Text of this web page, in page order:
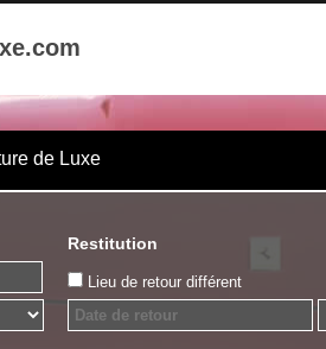
de Luxe
Restitution
Lieu de retour différent